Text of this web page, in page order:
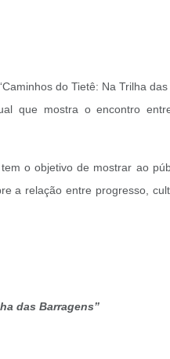
do Tietê: Na Trilha
que mostra o encontro
o objetivo de mostrar ao
a relação entre progresso,
das Barragens”